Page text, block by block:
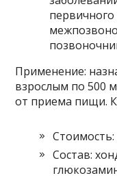
первичного
Применение:
взрослым по 500
от приема пищи.
Стоимость:
Состав: